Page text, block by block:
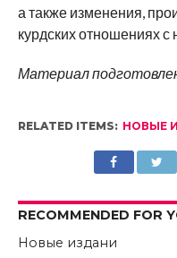
а также изменения,
курдских отношениях с
Материал
RELATED ITEMS: НОВЫЕ
RECOMMENDED FOR
Новые издани